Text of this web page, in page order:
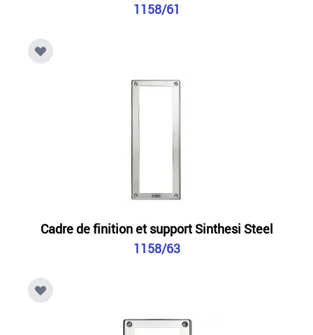
1158/61
Cadre de finition et support Sinthesi Steel
1158/63